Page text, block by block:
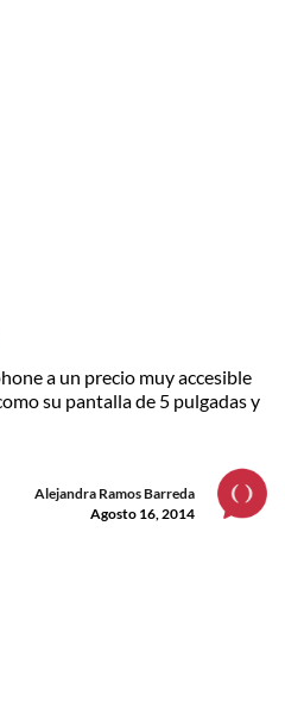
a un precio muy accesible
su pantalla de 5 pulgadas y
Alejandra Ramos Barreda
Agosto 16, 2014